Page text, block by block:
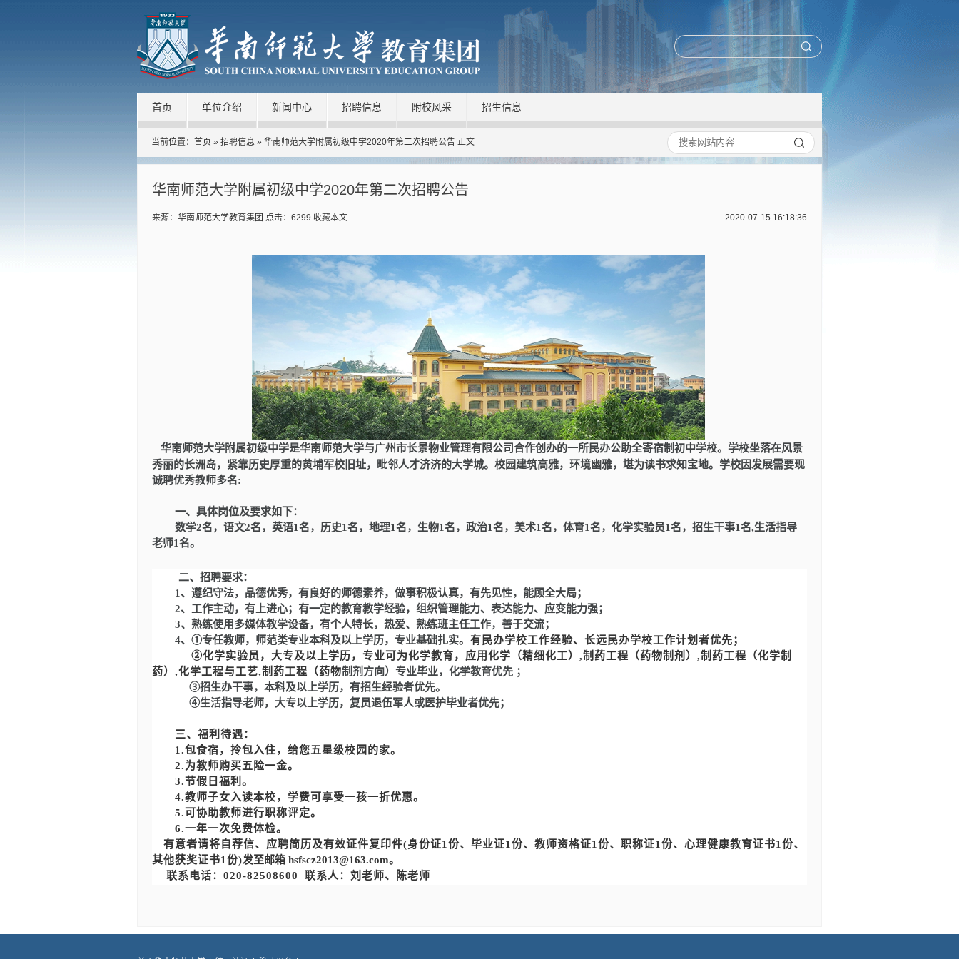
首页 单位介绍 新闻中心 招聘信息 附校风采 招生信息
当前位置： 首页 » 招聘信息 » ​华南师范大学附属初级中学2020年第二次招聘公告 正文
​华南师范大学附属初级中学2020年第二次招聘公告
2020-07-15 16:18:36
来源：华南师范大学教育集团 点击： 6299 收藏本文
华南师范大学附属初级中学是华南师范大学与广州市长景物业管理有限公司合作创办的一所民办公助全寄宿制初中学校。学校坐落在风景
秀丽的长洲岛，紧靠历史厚重的黄埔军校旧址，毗邻人才济济的大学城。校园建筑高雅，环境幽雅，堪为读书求知宝地。学校因发展需要现
诚聘优秀教师多名:
一、具体岗位及要求如下：
数学2名，语文2名， 英语1名， 历史1名，地理1名，生物1名，政治1名，美术1名，体育1名，化学实验员1名，招生干事1名,生活指导
老师1名。
二、招聘要求：
1、遵纪守法，品德优秀，有良好的师德素养，做事积极认真，有先见性，能顾全大局；
2、工作主动，有上进心；有一定的教育教学经验，组织管理能力、表达能力、应变能力强；
3、熟练使用多媒体教学设备，有个人特长，热爱、熟练班主任工作，善于交流；
4、①专任教师， 师范类专业本科及以上学历，专业基础扎实。 有民办学校工作经验、长远民办学校工作计划者优先；
②化学实验员， 大专及以上学历，专业可为化学教育， 应用化学（精细化工） ,制药工程（药物制剂）,制药工程（化学制
药）,化学工程与工艺,制药工程（药物制剂方向）专业毕业，化学教育优先 ；
③招生办干事， 本科及以上学历，有招生经验者优先。
④生活指导老师， 大专以上学历，复员退伍军人或医护毕业者优先；
三、 福利待遇：
1.包食宿，拎包入住，给您五星级校园的家。
2.为教师购买五险一金。
3.节假日福利。
4.教师子女入读本校，学费可享受一孩一折优惠。
5.可协助教师进行职称评定。
6.一年一次免费体检。
有意者请将自荐信、 应聘简历及有效证件复印件(身份证1份、毕业证1份、教师资格证1份、职称证1份、心理健康教育证书1份、
其他获奖证书1份)发至邮箱 hsfscz2013@163.com。
联系电话： 020-82508600 联系人：刘老师、陈老师